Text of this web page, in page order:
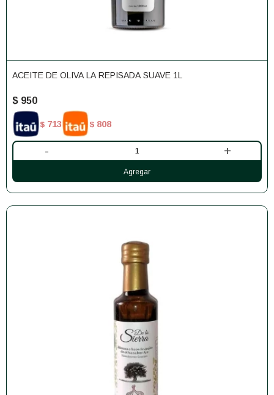
ACEITE DE OLIVA LA REPISADA SUAVE 1L
$ 950
$ 713 $ 808
- +